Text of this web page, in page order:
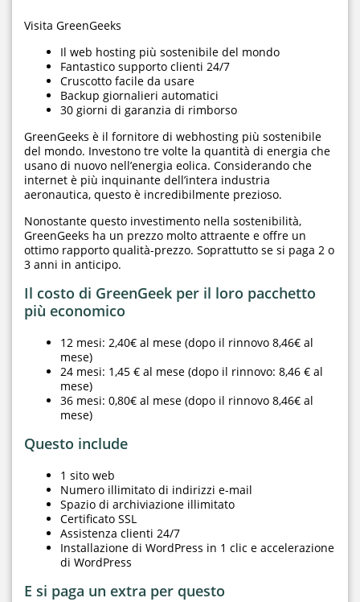
Visita GreenGeeks
Il web hosting più sostenibile del mondo
Fantastico supporto clienti 24/7
Cruscotto facile da usare
Backup giornalieri automatici
30 giorni di garanzia di rimborso
GreenGeeks è il fornitore di webhosting più sostenibile
del mondo. Investono tre volte la quantità di energia che
usano di nuovo nell’energia eolica. Considerando che
internet è più inquinante dell’intera industria
aeronautica, questo è incredibilmente prezioso.
Nonostante questo investimento nella sostenibilità,
GreenGeeks ha un prezzo molto attraente e offre un
ottimo rapporto qualità-prezzo. Soprattutto se si paga 2 o
3 anni in anticipo.
Il costo di GreenGeek per il loro pacchetto
più economico
12 mesi: 2,40€ al mese (dopo il rinnovo 8,46€ al
mese)
24 mesi: 1,45 € al mese (dopo il rinnovo: 8,46 € al
mese)
36 mesi: 0,80€ al mese (dopo il rinnovo 8,46€ al
mese)
Questo include
1 sito web
Numero illimitato di indirizzi e-mail
Spazio di archiviazione illimitato
Certificato SSL
Assistenza clienti 24/7
Installazione di WordPress in 1 clic e accelerazione
di WordPress
E si paga un extra per questo